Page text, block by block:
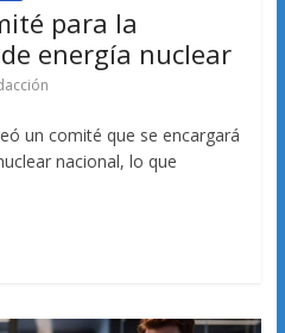
para la
energía nuclear
un comité que se encargará
nacional, lo que